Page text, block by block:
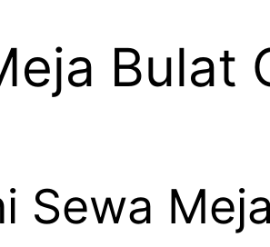
Bulat
Sewa